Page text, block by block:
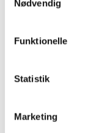
Nødvendig
Funktionelle
Statistik
Marketing
...
...
...